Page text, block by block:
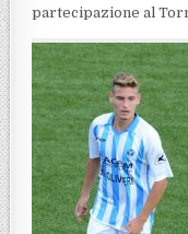
partecipazione al